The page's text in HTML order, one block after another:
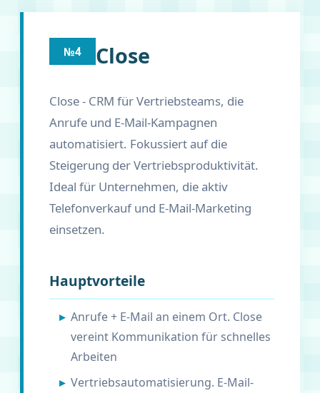
№4 Close
Close - CRM für Vertriebsteams, die
Anrufe und E-Mail-Kampagnen
automatisiert. Fokussiert auf die
Steigerung der Vertriebsproduktivität.
Ideal für Unternehmen, die aktiv
Telefonverkauf und E-Mail-Marketing
einsetzen.
Hauptvorteile
Anrufe + E-Mail an einem Ort. Close
vereint Kommunikation für schnelles
Arbeiten
Vertriebsautomatisierung. E-Mail-